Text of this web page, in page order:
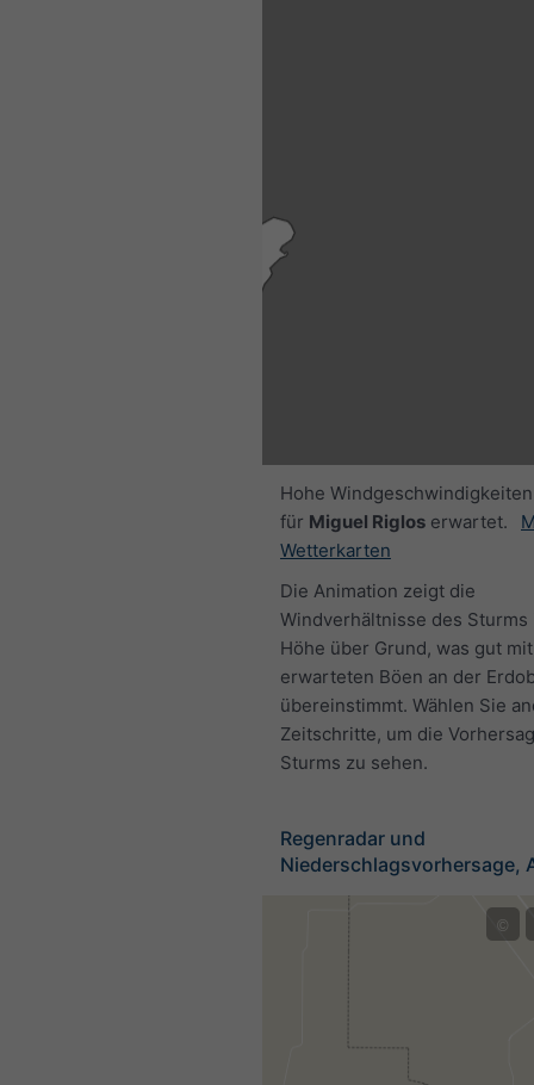
Hohe
für Miguel Riglos erwartet.
Wetterkarten
Die Animation zeigt die
Windverhältnisse des Sturms
Höhe über Grund, was gut
erwarteten Böen an der
übereinstimmt. Wählen Sie
Zeitschritte, um die
Sturms zu sehen.
Regenradar und
Niederschlagsvorhersage,
©